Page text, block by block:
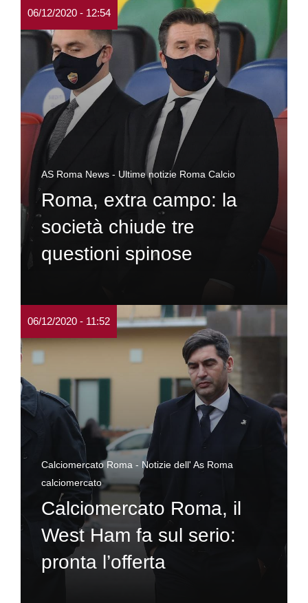
06/12/2020 - 12:54
AS Roma News - Ultime notizie Roma Calcio
Roma, extra campo: la
società chiude tre
questioni spinose
06/12/2020 - 11:52
Calciomercato Roma - Notizie dell' As Roma
calciomercato
Calciomercato Roma, il
West Ham fa sul serio:
pronta l’offerta